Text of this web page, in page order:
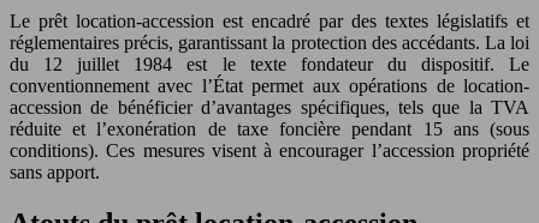
Le prêt location-accession est encadré par des textes législatifs et
réglementaires précis, garantissant la protection des accédants. La loi
du 12 juillet 1984 est le texte fondateur du dispositif. Le
conventionnement avec l’État permet aux opérations de location-
accession de bénéficier d’avantages spécifiques, tels que la TVA
réduite et l’exonération de taxe foncière pendant 15 ans (sous
conditions). Ces mesures visent à encourager l’accession propriété
sans apport.